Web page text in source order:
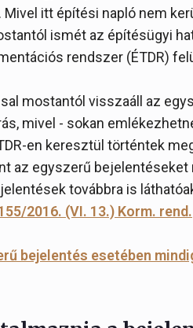
itt építési napló nem
ismét az építésügyi
rendszer (ÉTDR)
mostantól visszaáll az
mivel - sokan
en keresztül történtek
az egyszerű bejelentéseket
továbbra is
2016. (VI. 13.) Korm. rend.
bejelentés esetében